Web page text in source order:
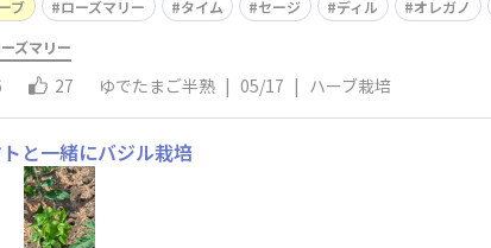
ブ ローズマリー タイム セージ ディル オレガノ
ズマリー
27 ゆでたまご半熟 | 05/17 | ハーブ栽培
トと一緒にバジル栽培